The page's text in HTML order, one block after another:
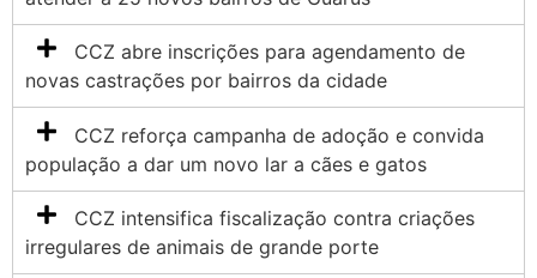
CCZ abre inscrições para agendamento de
novas castrações por bairros da cidade
CCZ reforça campanha de adoção e convida
população a dar um novo lar a cães e gatos
CCZ intensifica fiscalização contra criações
irregulares de animais de grande porte